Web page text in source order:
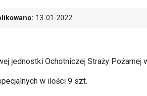
13-01-2022
jednostki Ochotniczej Straży Pożarnej
w ilości 9 szt.